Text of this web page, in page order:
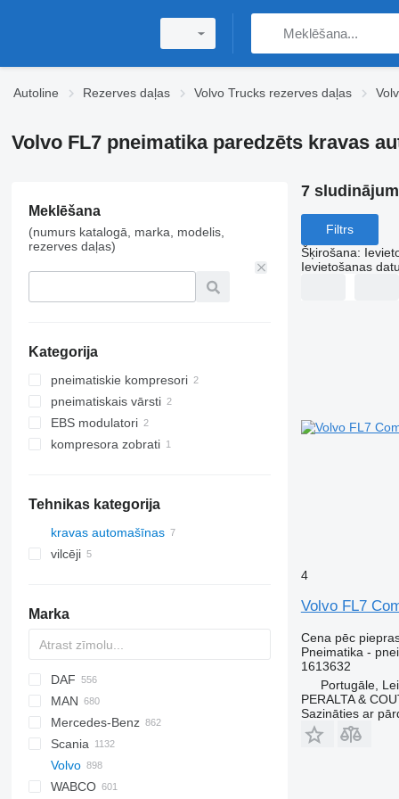
Autoline Rezerves daļas Volvo Trucks rezerves daļas
Volvo FL7 pneimatika paredzēts kravas
Meklēšana
(numurs katalogā, marka, modelis,
rezerves daļas)
Kategorija
pneimatiskie kompresori
pneimatiskais vārsti
EBS modulatori
kompresora zobrati
Tehnikas kategorija
kravas automašīnas
vilcēji
Marka
C-series
DAF
AS
CF
LF
XD
XF
BF
2000
Cargo
F-MAX
Transit
Daily
EuroCargo
EuroStar
Eurorider
Eurotech
ELF
NKR
Carnival
LTM
MAN
A-series
F90
L2000
LE
Mercedes-Benz
A-Class
Actros
Antos
Canter
D-series
Atleon
Cabstar
NT
Porter
D-series
K-series
Kerax
Scania
G-series
K-series
LT
Volvo
A-series
WABCO
7
Filtrs
Šķirošana:
Ievietošanas
4
Volvo FL7
Cena pēc
Pneimatika -
1613632
Portugāle,
PERALTA &
Sazināties ar